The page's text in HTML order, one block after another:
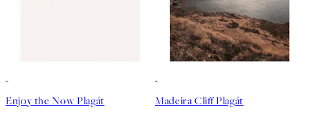
Enjoy the Now Plagát Madeira Cliff Plagát